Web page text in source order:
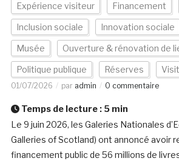
Expérience visiteur Financement
Inclusion sociale Innovation sociale
Musée Ouverture & rénovation de
Politique publique Réserves
01/07/2026 par admin 0 commentaire
Temps de lecture : 5 min
Le 9 juin 2026, les Galeries Nationales
Galleries of Scotland) ont annoncé avoir
financement public de 56 millions de